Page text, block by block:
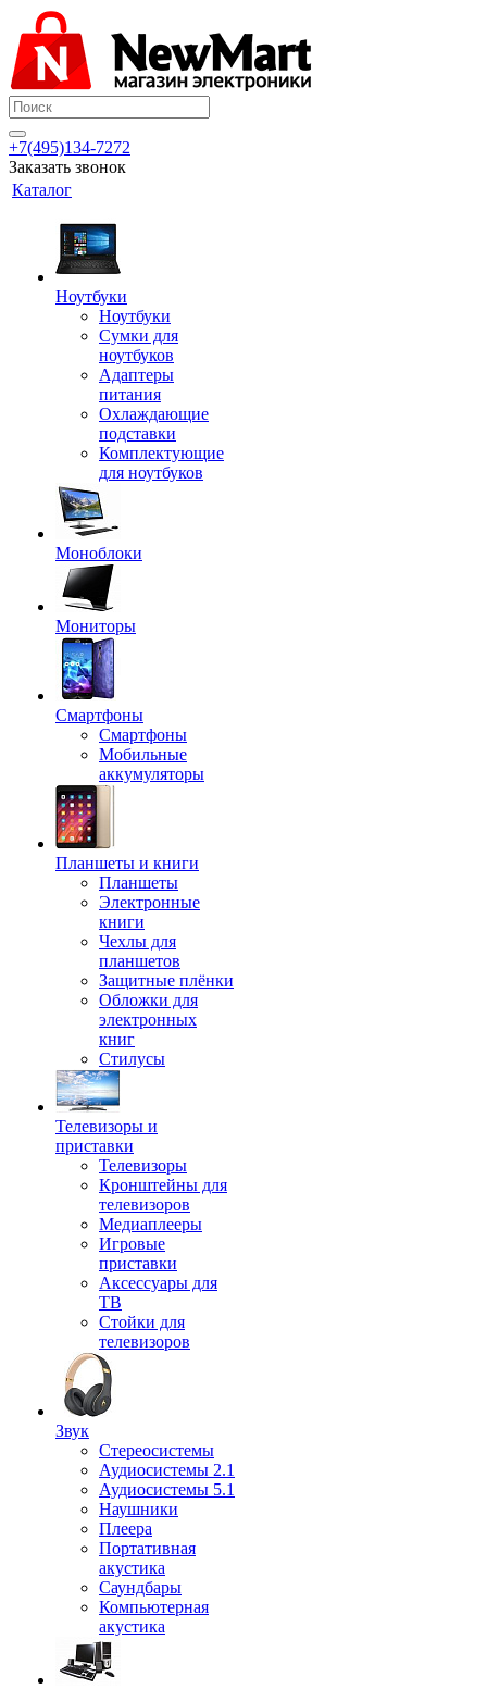
+7(495)134-7272
Заказать звонок
Каталог
Ноутбуки
Ноутбуки
Сумки для
ноутбуков
Адаптеры
питания
Охлаждающие
подставки
Комплектующие
для ноутбуков
Моноблоки
Мониторы
Смартфоны
Смартфоны
Мобильные
аккумуляторы
Планшеты и книги
Планшеты
Электронные
книги
Чехлы для
планшетов
Защитные плёнки
Обложки для
электронных
книг
Стилусы
Телевизоры и
приставки
Телевизоры
Кронштейны для
телевизоров
Медиаплееры
Игровые
приставки
Аксессуары для
ТВ
Стойки для
телевизоров
Звук
Стереосистемы
Аудиосистемы 2.1
Аудиосистемы 5.1
Наушники
Плеера
Портативная
акустика
Саундбары
Компьютерная
акустика